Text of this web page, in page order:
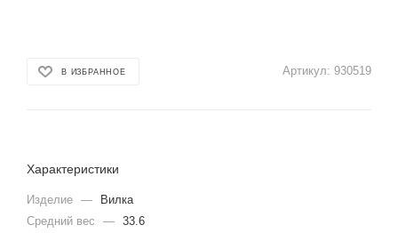
В ИЗБРАННОЕ Артикул: 930519
Характеристики
Изделие —
Вилка
Средний вес
— 33.6